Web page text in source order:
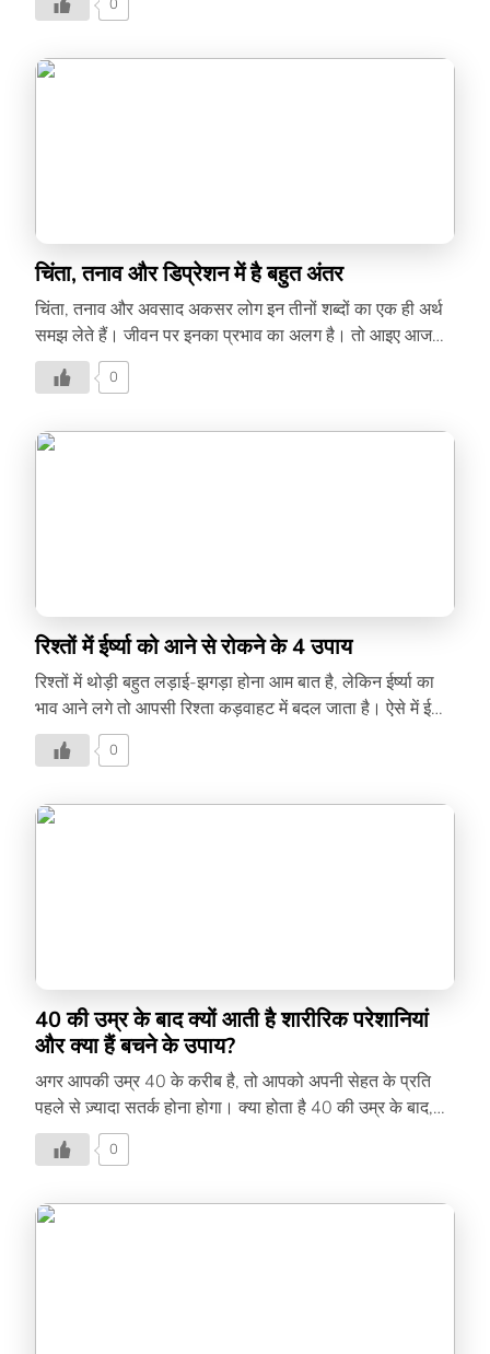
0
चिंता, तनाव और डिप्रेशन में है बहुत अंतर
चिंता, तनाव और अवसाद अकसर लोग इन तीनों शब्दों का एक ही अर्थ
समझ लेते हैं। जीवन पर इनका प्रभाव का अलग है। तो आइए आज
जानते हैं चिंता, तनाव और अवसाद क्या है और इनके बीच कितना अंतर
है-
0
रिश्तों में ईर्ष्या को आने से रोकने के 4 उपाय
रिश्तों में थोड़ी बहुत लड़ाई-झगड़ा होना आम बात है, लेकिन ईर्ष्या का
भाव आने लगे तो आपसी रिश्ता कड़वाहट में बदल जाता है। ऐसे में ईर्ष्या
के भाव को रिश्तों में आने से कैसे रोके पढ़िये इस लेख में –
0
40 की उम्र के बाद क्यों आती है शारीरिक परेशानियां
और क्या हैं बचने के उपाय?
अगर आपकी उम्र 40 के करीब है, तो आपको अपनी सेहत के प्रति
पहले से ज़्यादा सतर्क होना होगा। क्या होता है 40 की उम्र के बाद,
जानने के लिए पढ़िए यह लेख-
0